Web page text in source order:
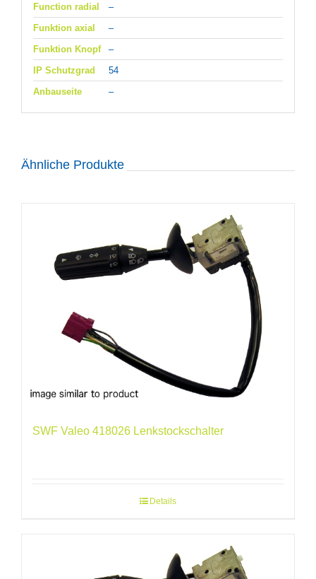
Function radial
–
Funktion axial
–
Funktion Knopf
–
IP Schutzgrad
54
Anbauseite
–
Ähnliche Produkte
SWF Valeo 418026 Lenkstockschalter
Details